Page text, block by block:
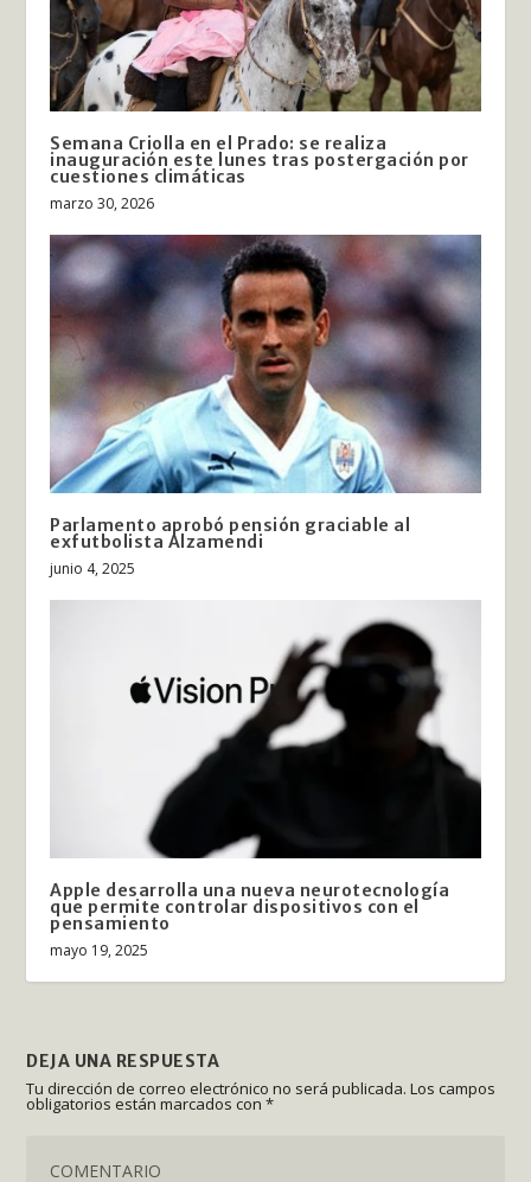
Semana Criolla en el Prado: se realiza
inauguración este lunes tras postergación por
cuestiones climáticas
marzo 30, 2026
Parlamento aprobó pensión graciable al
exfutbolista Alzamendi
junio 4, 2025
Apple desarrolla una nueva neurotecnología
que permite controlar dispositivos con el
pensamiento
mayo 19, 2025
DEJA UNA RESPUESTA
Tu dirección de correo electrónico no será publicada. Los campos
obligatorios están marcados con*